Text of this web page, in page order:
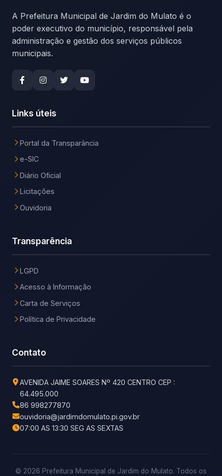
A Prefeitura Municipal de Jardim do Mulato é o
poder executivo do município, responsável pela
administração e gestão dos serviços públicos
municipais.
Links úteis
Portal da Transparância
e-SIC
Diário Oficial
Licitações
Ouvidoria
Transparência
LGPD
Acesso à Informação
Carta de Serviços
Política de Privacidade
Contato
AVENIDA JAIME SOARES Nº 420 CENTRO CEP :
64.495.000
86 998277870
ouvidoria@jardimdomulato.pi.gov.br
07:00 AS 13:30 SEG AS SEXTAS
© 2026 Prefeitura Municipal de Jardim do Mulato. Todos os